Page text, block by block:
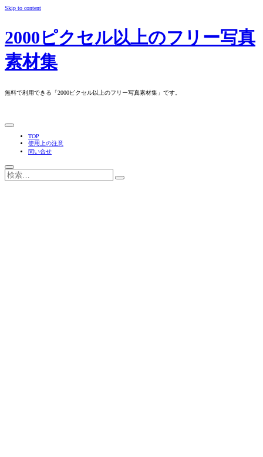
Skip to content
2000ピクセル以上のフリー写真
素材集
無料で利用できる「2000ピクセル以上のフリー写真素材集」です。
TOP
使用上の注意
問い合せ